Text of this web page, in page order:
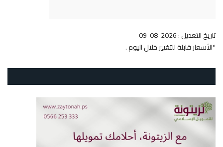
تاريخ التعديل : 2026-08-09
*الأسعار قابلة للتغيير خلال اليوم .